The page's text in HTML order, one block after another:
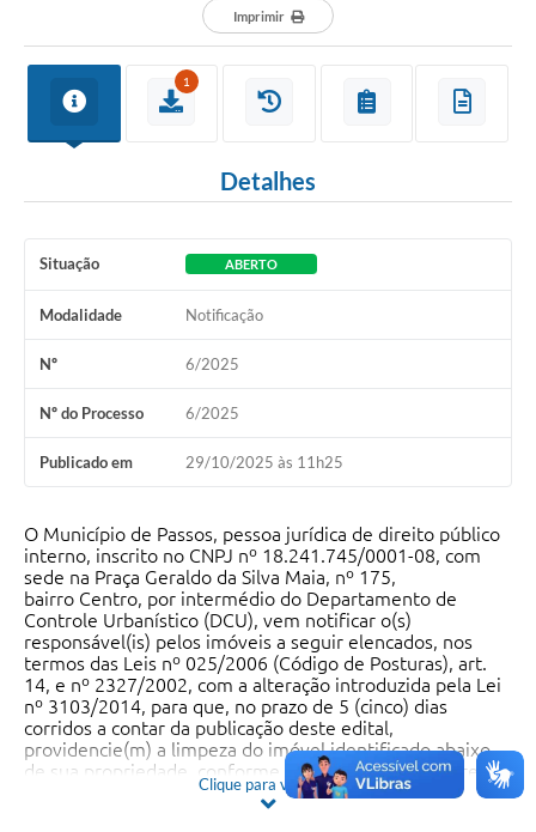
Imprimir
1
Detalhes
Situação ABERTO
Modalidade Notificação
Nº 6/2025
Nº do Processo 6/2025
Publicado em 29/10/2025 às 11h25
O Município de Passos, pessoa jurídica de direito público
interno, inscrito no CNPJ nº 18.241.745/0001-08, com
sede na Praça Geraldo da Silva Maia, nº 175,
bairro Centro, por intermédio do Departamento de
Controle Urbanístico (DCU), vem notificar o(s)
responsável(is) pelos imóveis a seguir elencados, nos
termos das Leis nº 025/2006 (Código de Posturas), art.
14, e nº 2327/2002, com a alteração introduzida pela Lei
nº 3103/2014, para que, no prazo de 5 (cinco) dias
corridos a contar da publicação deste edital,
providencie(m) a limpeza do imóvel identificado abaixo,
de sua propriedade, conforme informações constantes
no Cadastro Técnico desta Municipalidade. A
limpeza deve abranger a remoção de excesso de
Clique para ver mais